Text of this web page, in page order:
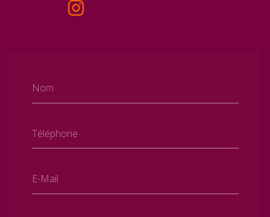
Nom
Téléphone
E-Mail